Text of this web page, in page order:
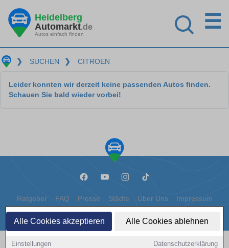
Alle Cookies akzeptieren Alle Cookies ablehnen
Einstellungen Datenschutzerklärung
Heidelberg
Automarkt.de
Autos einfach finden
☰
❯ SUCHEN ❯ CITROEN
Leider konnten wir derzeit keine passenden Autos finden.
Schauen Sie bald wieder vorbei!
Ratgeber FAQ Presse Städte Über Uns Impressum
Datenschutz Cookies
Copyright © 2000 - 2026 | 1A Infosysteme GmbH | Content by: 1a-sites-autos